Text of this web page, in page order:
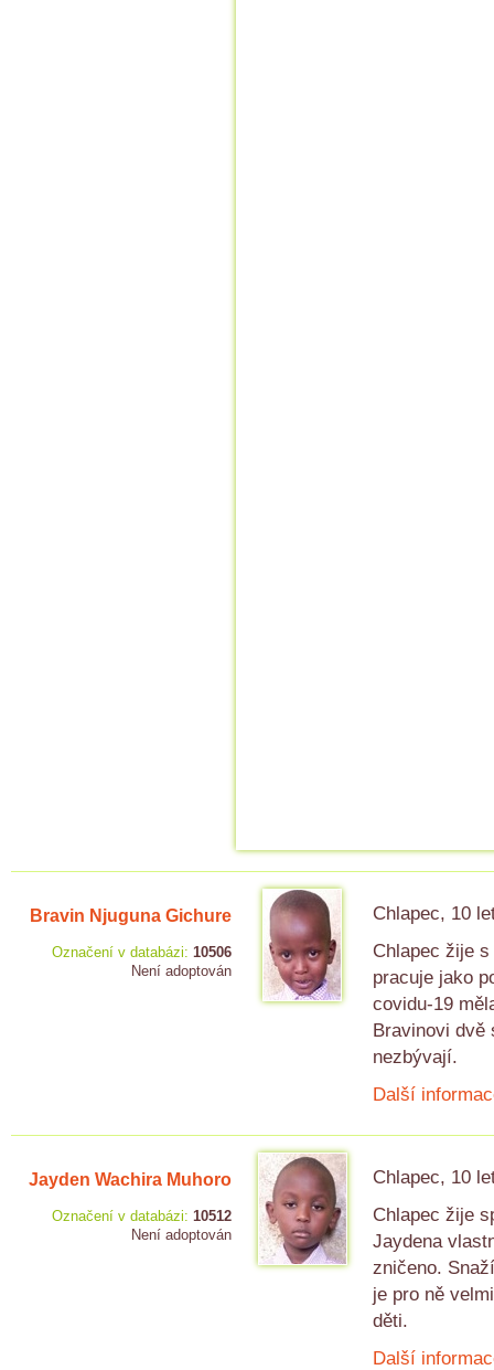
Bravin Njuguna Gichure
Označení v databázi: 10506
Není adoptován
Chlapec, 10
Chlapec žije
pracuje jako
covidu-19
Bravinovi dvě
nezbývají.
Další
Jayden Wachira Muhoro
Označení v databázi: 10512
Není adoptován
Chlapec, 10
Chlapec žije
Jaydena
zničeno.
je pro ně
děti.
Další